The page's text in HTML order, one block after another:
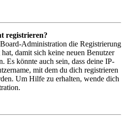
registrieren?
Administration die Registrierung
damit sich keine neuen Benutzer
Es könnte auch sein, dass deine IP-
mit dem du dich registrieren
Um Hilfe zu erhalten, wende dich